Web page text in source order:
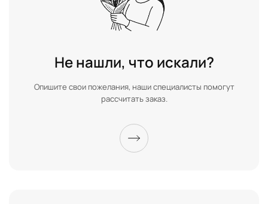
Не нашли, что искали?
Опишите свои пожелания, наши специалисты помогут
рассчитать заказ.